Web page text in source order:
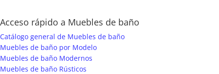
Acceso rápido a Muebles de baño
Catálogo general de Muebles de baño
Muebles de baño por Modelo
Muebles de baño Modernos
Muebles de baño Rústicos